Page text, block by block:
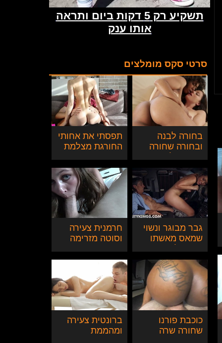
סרטי סקס מומלצים
בחורה לבנה
ובחורה שחורה
לסביות
תפסתי את אחותי
החורגת מצלמת
בסלון
גבר מבוגר ונשוי
שמאס מאשתו
הבייביסיטרית
שלו
חרמנית צעירה
וסוטה מזרימה
בחופשה
כוכבת פורנו
שחורה שרה
ברונטית צעירה
ומהממת